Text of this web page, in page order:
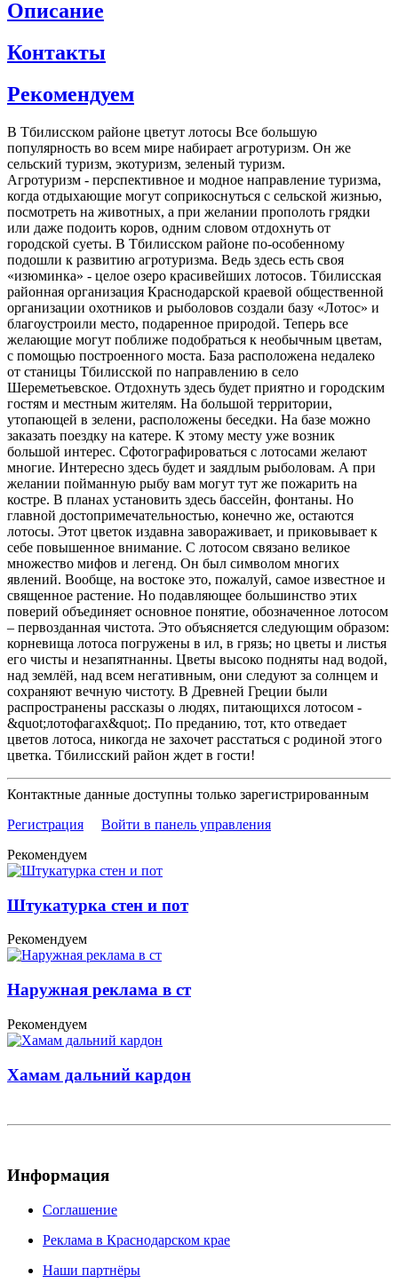
Описание
Контакты
Рекомендуем
В Тбилисском районе цветут лотосы Все большую
популярность во всем мире набирает агротуризм. Он же
сельский туризм, экотуризм, зеленый туризм.
Агротуризм - перспективное и модное направление туризма,
когда отдыхающие могут соприкоснуться с сельской жизнью,
посмотреть на животных, а при желании прополоть грядки
или даже подоить коров, одним словом отдохнуть от
городской суеты. В Тбилисском районе по-особенному
подошли к развитию агротуризма. Ведь здесь есть своя
«изюминка» - целое озеро красивейших лотосов. Тбилисская
районная организация Краснодарской краевой общественной
организации охотников и рыболовов создали базу «Лотос» и
благоустроили место, подаренное природой. Теперь все
желающие могут поближе подобраться к необычным цветам,
с помощью построенного моста. База расположена недалеко
от станицы Тбилисской по направлению в село
Шереметьевское. Отдохнуть здесь будет приятно и городским
гостям и местным жителям. На большой территории,
утопающей в зелени, расположены беседки. На базе можно
заказать поездку на катере. К этому месту уже возник
большой интерес. Сфотографироваться с лотосами желают
многие. Интересно здесь будет и заядлым рыболовам. А при
желании пойманную рыбу вам могут тут же пожарить на
костре. В планах установить здесь бассейн, фонтаны. Но
главной достопримечательностью, конечно же, остаются
лотосы. Этот цветок издавна завораживает, и приковывает к
себе повышенное внимание. С лотосом связано великое
множество мифов и легенд. Он был символом многих
явлений. Вообще, на востоке это, пожалуй, самое известное и
священное растение. Но подавляющее большинство этих
поверий объединяет основное понятие, обозначенное лотосом
– первозданная чистота. Это объясняется следующим образом:
корневища лотоса погружены в ил, в грязь; но цветы и листья
его чисты и незапятнанны. Цветы высоко подняты над водой,
над землёй, над всем негативным, они следуют за солнцем и
сохраняют вечную чистоту. В Древней Греции были
распространены рассказы о людях, питающихся лотосом -
&quot;лотофагах&quot;. По преданию, тот, кто отведает
цветов лотоса, никогда не захочет расстаться с родиной этого
цветка. Тбилисский район ждет в гости!
Контактные данные доступны только зарегистрированным
Регистрация
Войти в панель управления
Рекомендуем
Штукатурка стен и пот
Рекомендуем
Наружная реклама в ст
Рекомендуем
Хамам дальний кардон
Информация
Соглашение
Реклама в Краснодарском крае
Наши партнёры